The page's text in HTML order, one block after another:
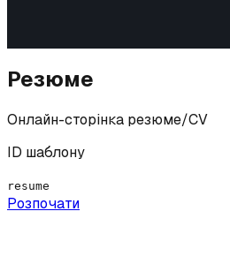
Резюме
Онлайн-сторінка резюме/CV
ID шаблону
resume
Розпочати